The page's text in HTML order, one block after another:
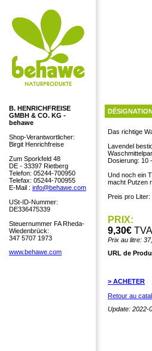
B. HENRICHFREISE
GMBH & CO. KG -
behawe
Shop-Verantwortlicher:
Birgit Henrichfreise
Zum Sporkfeld 48
DE - 33397 Rietberg
Telefon: 05244-700950
Telefax: 05244-700955
E-Mail : info@behawe.com
USt-ID-Nummer:
DE336475339
Steuernummer FA Rheda-
Wiedenbrück:
347 5707 1973
www.behawe.com
Das richtige
Lavendel
Dosierung: 10
Und noch ein
macht Putzen
Preis pro Liter:
PRIX:
9,30€
Prix au litre:
URL de
> ACHETER
Retour au
Update: 2022-